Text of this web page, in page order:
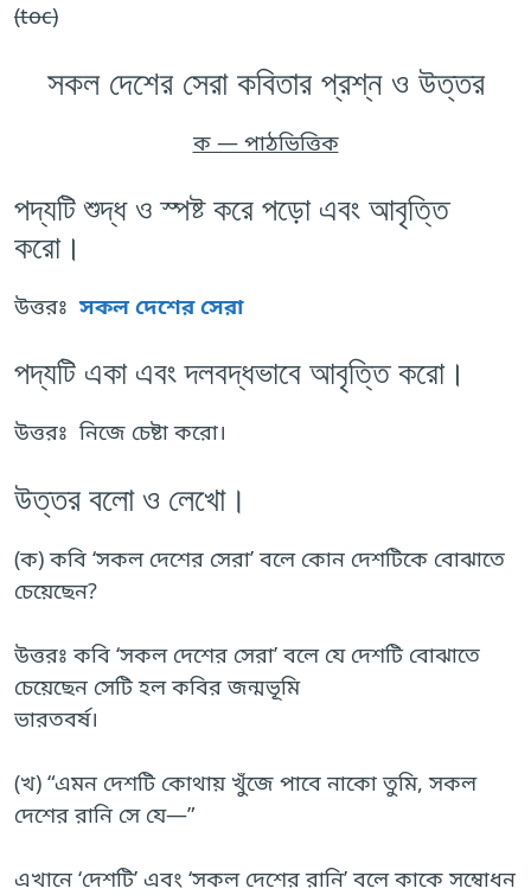
(toc)
সকল দেশের সেরা কবিতার প্রশ্ন ও উত্তর
ক — পাঠভিত্তিক
পদ্যটি শুদ্ধ ও স্পষ্ট করে পড়ো এবং আবৃত্তি
করো।
উত্তরঃসকল দেশের সেরা
পদ্যটি একা এবং দলবদ্ধভাবে আবৃত্তি করো।
উত্তরঃ নিজে চেষ্টা করো।
উত্তর বলো ও লেখো।
(ক) কবি ‘সকল দেশের সেরা’ বলে কোন দেশটিকে বোঝাতে
চেয়েছেন?
উত্তরঃ কবি ‘সকল দেশের সেরা’ বলে যে দেশটি বোঝাতে
চেয়েছেন সেটি হল কবির জন্মভূমি
ভারতবর্ষ।
(খ) “এমন দেশটি কোথায় খুঁজে পাবে নাকো তুমি, সকল
দেশের রানি সে যে—”
এখানে ‘দেশটি’ এবং ‘সকল দেশের রানি’ বলে কাকে সম্বোধন